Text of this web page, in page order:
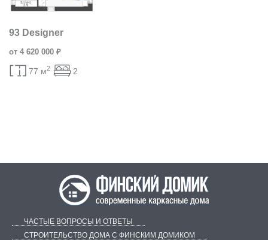
93 Designer
от 4 620 000 ₽
77 м2 2
ЧАСТЫЕ ВОПРОСЫ И ОТВЕТЫ
СТРОИТЕЛЬСТВО ДОМА С ФИНСКИМ ДОМИКОМ